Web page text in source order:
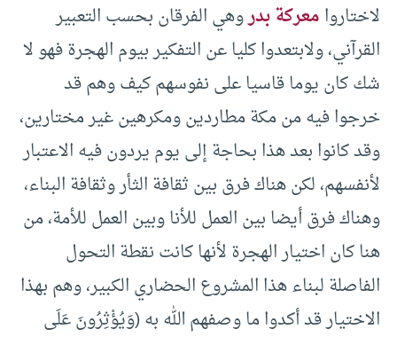
لاختاروامعركة بدروهي الفرقان بحسب التعبير
القرآني، ولابتعدوا كليا عن التفكير بيوم الهجرة فهو لا
شك كان يوما قاسيا على نفوسهم كيف وهم قد
خرجوا فيه من مكة مطاردين ومكرهين غير مختارين،
وقد كانوا بعد هذا بحاجة إلى يوم يردون فيه الاعتبار
لأنفسهم، لكن هناك فرق بين ثقافة الثأر وثقافة البناء،
وهناك فرق أيضا بين العمل للأنا وبين العمل للأمة، من
هنا كان اختيار الهجرة لأنها كانت نقطة التحول
الفاصلة لبناء هذا المشروع الحضاري الكبير، وهم بهذا
الاختيار قد أكدوا ما وصفهم الله به (وَيُؤْثِرُونَ عَلَى